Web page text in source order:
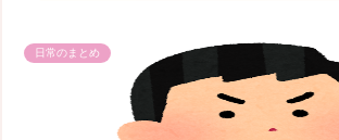
日常のまとめ